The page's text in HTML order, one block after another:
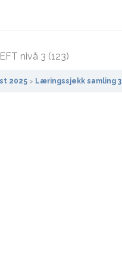
nivå 3 (123)
2025 Læringssjekk samling 3